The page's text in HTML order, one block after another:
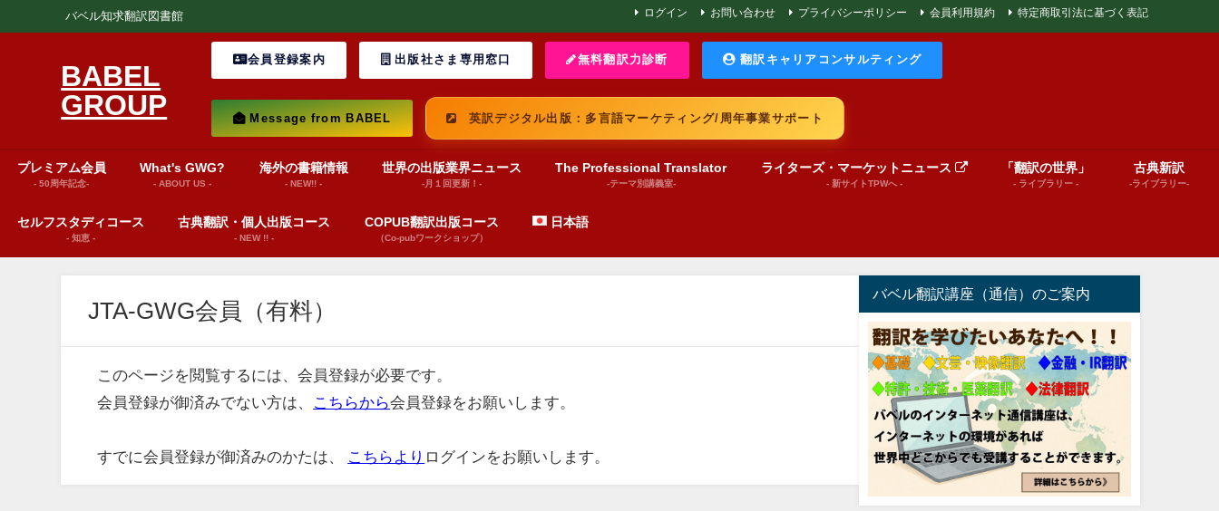
バベル知求翻訳図書館 ログイン お問い合わせ プライバシーポリシー 会員利用規約 特定商取引法に基づく表記
BABEL
GROUP
会員登録案内 出版社さま専用窓口 無料翻訳力診断 翻訳キャリアコンサルティング
Message from BABEL 英訳デジタル出版：多言語マーケティング/周年事業サポート
プレミアム会員
- 50周年記念-
What's GWG?
- ABOUT US -
海外の書籍情報
- NEW!! -
世界の出版業界ニュース
-月１回更新！-
The Professional Translator
-テーマ別講義室-
ライターズ・マーケットニュース
- 新サイトTPWへ -
「翻訳の世界」
- ライブラリー -
古典新訳
-ライブラリー-
セルフスタディコース
- 知恵 -
古典翻訳・個人出版コース
- NEW !! -
COPUB翻訳出版コース
（Co-pubワークショップ）
日本語
JTA-GWG会員（有料）
このページを閲覧するには、会員登録が必要です。
会員登録が御済みでない方は、
こちらから会員登録をお願いします。
すでに会員登録が御済みのかたは、 こちらより ログインをお願いします。
バベル翻訳講座（通信）のご案内